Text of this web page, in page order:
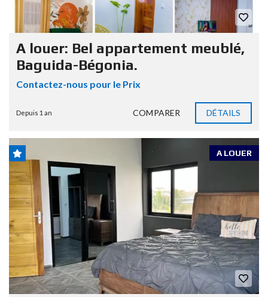
A louer: Bel appartement meublé,
Baguida-Bégonia.
Contactez-nous pour le Prix
Depuis 1 an COMPARER DÉTAILS
A LOUER